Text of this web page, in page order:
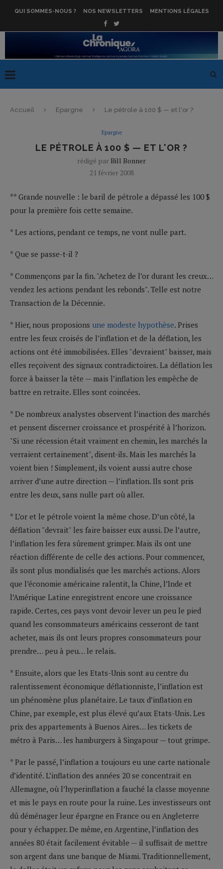
QUI SOMMES-NOUS ? NOS NEWSLETTERS MENTIONS LÉGALES
Accueil Epargne Le pétrole à 100 $ — et l'or ?
Epargne
LE PÉTROLE À 100 $ — ET L'OR ?
rédigé par Bill Bonner
21 février 2008
** Grande nouvelle : le baril de pétrole a dépassé les 100 $
pour la première fois cette semaine.
* Les actions, pendant ce temps, ne vont nulle part.
* Que se passe-t-il ?
* Commençons par la fin. "Achetez de l’or durant les creux…
vendez les actions pendant les rebonds". Telle est notre
Transaction de la Décennie.
* Hier, nous proposions une modeste hypothèse. Prises
entre les feux croisés de l’inflation et de la déflation, les
actions ont été immobilisées. Elles "devraient" baisser, mais
elles reçoivent des signaux contradictoires. La déflation les
force à baisser la tête — mais l’inflation les empêche de
battre en retraite. Elles sont coincées.
* De nombreux analystes observent l’inaction des marchés
et pensent discerner croissance et prospérité à l’horizon.
"Si une récession était vraiment en chemin, les marchés la
verraient certainement", disent-ils. Mais les marchés la
voient bien ! Simplement, ils voient aussi autre chose
arriver d’une autre direction — l’inflation. Ils sont pris
entre les deux, sans nulle part où aller.
* L’or et le pétrole voient la même chose. D’un côté, la
déflation "devrait" les faire baisser eux aussi. De l’autre,
l’inflation les fera sûrement grimper. Mais ils ont une
réaction différente de celle des actions. Pour commencer,
ils sont plus mondialisés que les marchés actions. Alors
que l’économie américaine ralentit, la Chine, l’Inde et
l’Amérique Latine enregistrent encore une croissance
rapide. Certes, ces pays vont devoir lever un peu le pied
quand les consommateurs américains cesseront de tant
acheter, mais ils ont leurs propres consommateurs pour
prendre… peu à peu… le relais.
* Ensuite, alors que les Etats-Unis sont au centre du
ralentissement économique déflationniste, l’inflation est
un phénomène plus planétaire. Le taux d’inflation en
Chine, par exemple, est plus élevé qu’aux Etats-Unis. Les
prix des appartements à Buenos Aires… les tickets de
métro à Paris… les hamburgers à Singapour — tout grimpe.
* Par le passé, l’inflation a toujours eu une carte nationale
d’identité. L’inflation des années 20 se concentrait en
Allemagne, où l’hyperinflation a fauché la classe moyenne
et mis le pays en route pour la ruine. Les investisseurs ont
dû déménager leur épargne en France ou en Angleterre
pour y échapper. De même, en Argentine, l’inflation des
années 80 était facilement évitable — il suffisait de mettre
son argent dans une banque de Miami. Traditionnellement,